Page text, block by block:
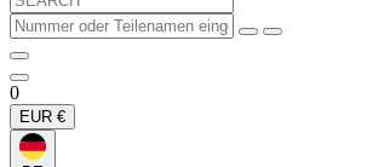
0
EUR €